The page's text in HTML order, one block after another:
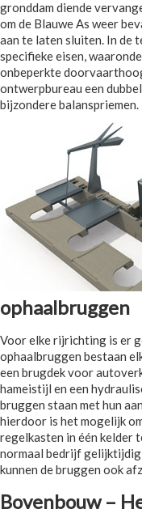
gronddam diende
om de Blauwe As weer
aan te laten sluiten. In de
specifieke eisen,
onbeperkte
ontwerpbureau een
bijzondere balanspriemen.
ophaalbruggen
Voor elke rijrichting is er
ophaalbruggen bestaan
een brugdek voor
hameistijl en een
bruggen staan met hun
hierdoor is het mogelijk
regelkasten in één kelder
normaal bedrijf
kunnen de bruggen ook
Bovenbouw –